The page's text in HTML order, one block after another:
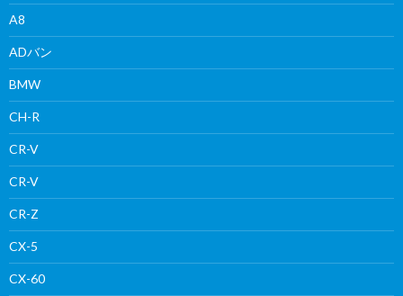
A8
ADバン
BMW
CH-R
CR-V
CR-V
CR-Z
CX-5
CX-60